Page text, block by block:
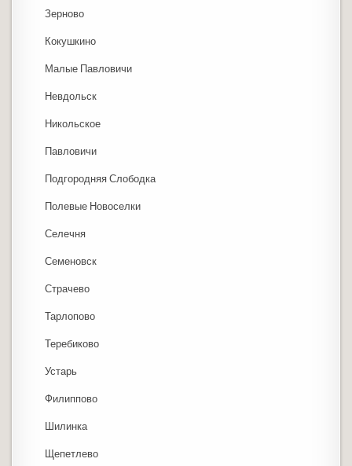
Зерново
Кокушкино
Малые Павловичи
Невдольск
Никольское
Павловичи
Подгородняя Слободка
Полевые Новоселки
Селечня
Семеновск
Страчево
Тарлопово
Теребиково
Устарь
Филиппово
Шилинка
Щепетлево